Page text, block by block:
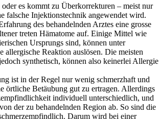
es kommt zu Überkorrekturen – meist nur
falsche Injektionstechnik angewendet wird.
des behandelnden Arztes eine grosse
treten Hämatome auf. Einige Mittel wie
Ursprungs sind, können unter
allergische Reaktion auslösen. Die meisten
synthetisch, können also keinerlei Allergie
ist in der Regel nur wenig schmerzhaft und
örtliche Betäubung gut zu ertragen. Allerdings
individuell unterschiedlich, und
der zu behandelnden Region ab. So sind die
Darum wird bei einer